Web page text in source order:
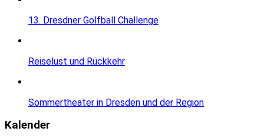
13. Dresdner Golfball Challenge
Reiselust und Rückkehr
Sommertheater in Dresden und der Region
Kalender